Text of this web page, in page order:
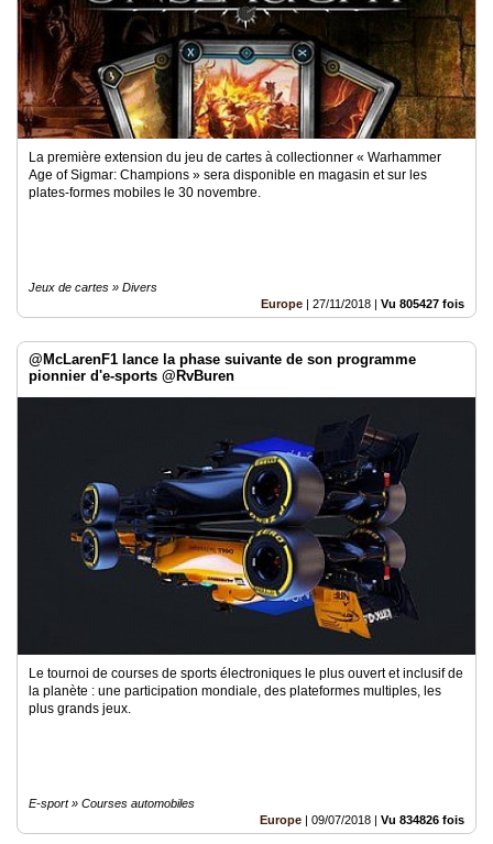
La première extension du jeu de cartes à collectionner « Warhammer
Age of Sigmar: Champions » sera disponible en magasin et sur les
plates-formes mobiles le 30 novembre.
Jeux de cartes » Divers
Europe | 27/11/2018 | Vu 805427 fois
@McLarenF1 lance la phase suivante de son programme
pionnier d'e-sports @RvBuren
Le tournoi de courses de sports électroniques le plus ouvert et inclusif de
la planète : une participation mondiale, des plateformes multiples, les
plus grands jeux.
E-sport » Courses automobiles
Europe | 09/07/2018 | Vu 834826 fois